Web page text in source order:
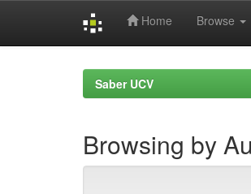
Home Browse
Saber UCV
Browsing by